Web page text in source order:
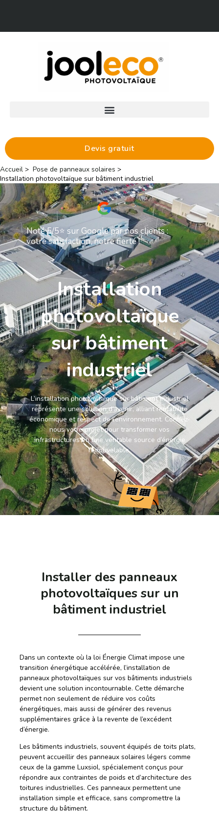
Devis gratuit
Accueil
Pose de panneaux solaires
Installation photovoltaïque sur bâtiment industriel
Noté 5/5⭐ sur Google par nos clients :
votre satisfaction, notre fierté !
Installation
photovoltaïque
sur bâtiment
industriel
L’installation photovoltaïque sur bâtiment industriel
représente une solution d’avenir, alliant rentabilité
économique et respect de l’environnement. Confiez-
nous votre projet pour transformer vos
infrastructures en une véritable source d’énergie
renouvelable.
Installer des panneaux
photovoltaïques sur un
bâtiment industriel
Dans un contexte où la loi Énergie Climat impose une
transition énergétique accélérée, l’installation de
panneaux photovoltaïques sur vos bâtiments industriels
devient une solution incontournable. Cette démarche
permet non seulement de réduire vos coûts
énergétiques, mais aussi de générer des revenus
supplémentaires grâce à la revente de l’excédent
d’énergie.
Les bâtiments industriels, souvent équipés de toits plats,
peuvent accueillir des panneaux solaires légers comme
ceux de la gamme Luxsiol, spécialement conçus pour
répondre aux contraintes de poids et d’architecture des
toitures industrielles. Ces panneaux permettent une
installation simple et efficace, sans compromettre la
structure du bâtiment.